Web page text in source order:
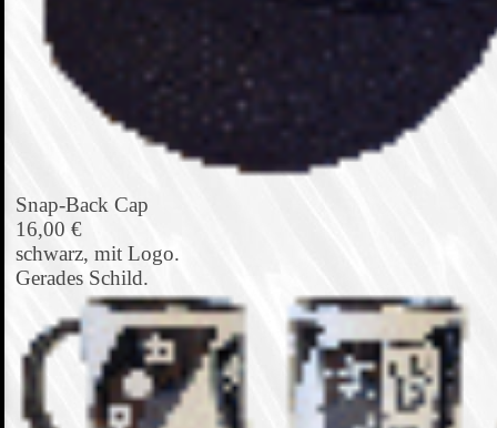
Snap-Back Cap
16,00 €
schwarz, mit Logo.
Gerades Schild.